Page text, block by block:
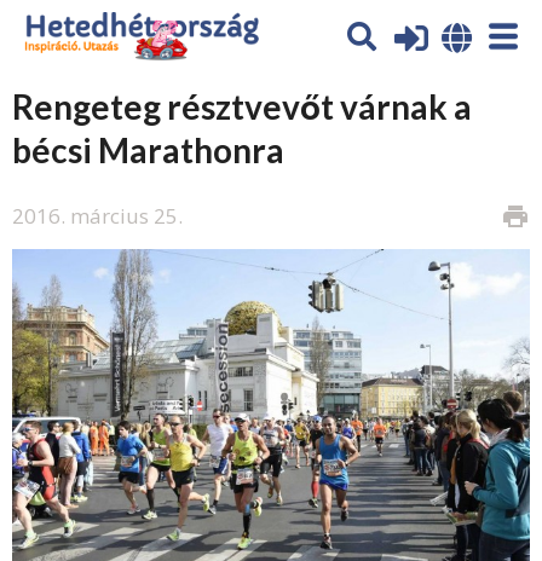
Rengeteg résztvevőt várnak a
bécsi Marathonra
2016. március 25. print